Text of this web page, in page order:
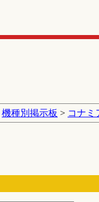
機種別掲示板 > コナミ